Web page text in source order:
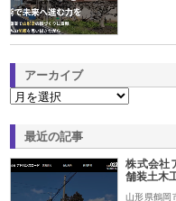
アーカイブ
最近の記事
株式会社
舗装土木
山形県鶴岡